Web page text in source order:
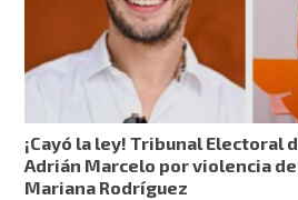
¡Cayó la ley! Tribunal Electoral
Adrián Marcelo por violencia
Mariana Rodríguez